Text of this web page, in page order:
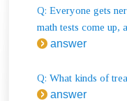
Q: Everyone gets
math tests come up,
answer
Q: What kinds of
answer